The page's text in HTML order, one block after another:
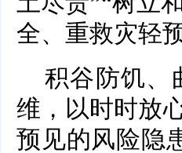
全、重救灾轻
积谷防饥、
维，以时时放
预见的风险隐